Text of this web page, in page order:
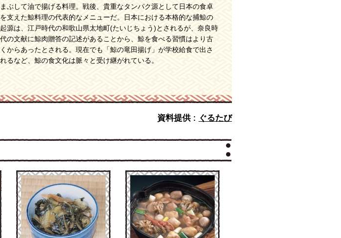
まぶして油で揚げる料理。戦後、貴重なタンパク源として日本の食卓
を支えた鯨料理の代表的なメニューだ。日本における本格的な捕鯨の
起源は、江戸時代の和歌山県太地町(たいじちょう)とされるが、奈良時
代の文献に鯨肉贈答の記述があることから、鯨を食べる習慣はより古
くからあったとされる。現在でも「鯨の竜田揚げ」が学校給食で出さ
れるなど、鯨の食文化は脈々と受け継がれている。
資料提供 : ぐるたび